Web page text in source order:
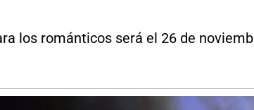
los románticos será el 26 de